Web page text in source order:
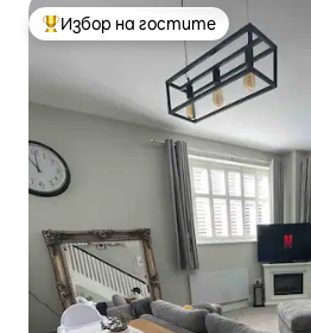
Най-популярен избор на гостите
Избор на гостите